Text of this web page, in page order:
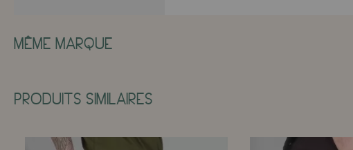
MÊME MARQUE
PRODUITS SIMILAIRES